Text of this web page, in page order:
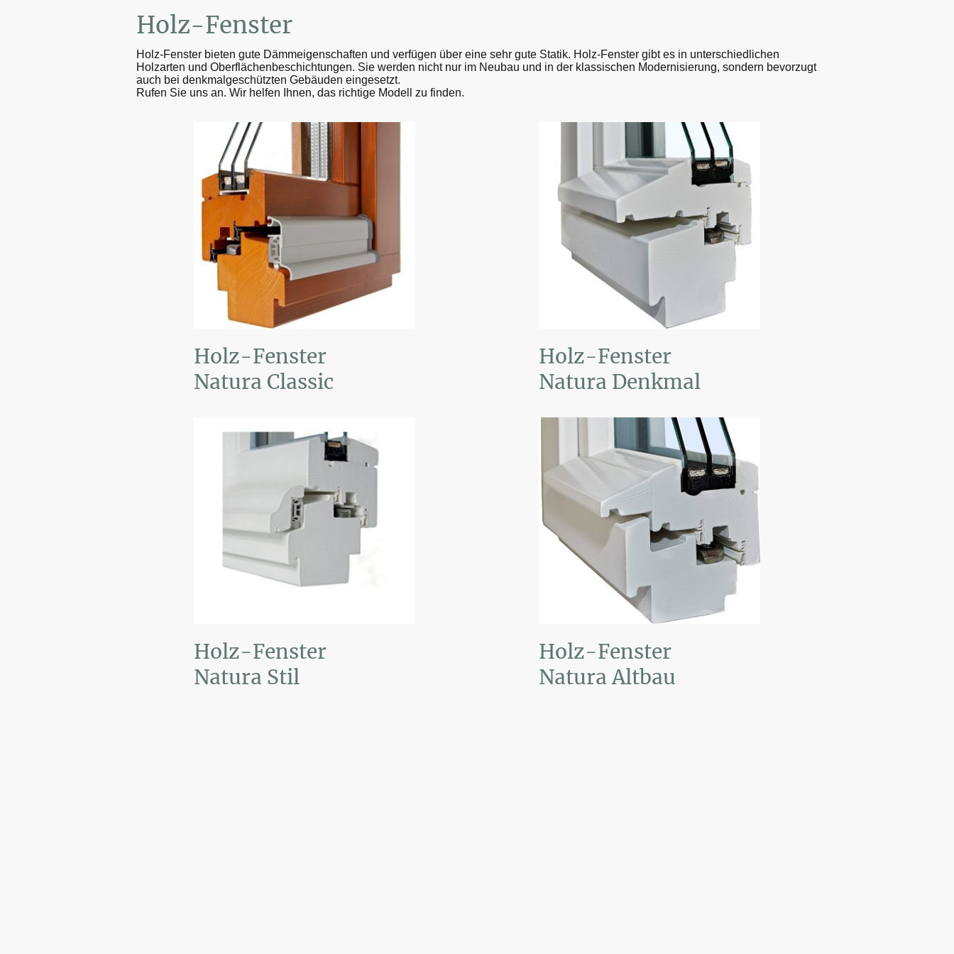
Holz-Fenster
Holz-Fenster bieten gute Dämmeigenschaften und verfügen über eine sehr gute Statik. Holz-Fenster gibt es in unterschiedlichen
Holzarten und Oberflächenbeschichtungen. Sie werden nicht nur im Neubau und in der klassischen Modernisierung, sondern bevorzugt
auch bei denkmalgeschützten Gebäuden eingesetzt.
Rufen Sie uns an. Wir helfen Ihnen, das richtige Modell zu finden.
Holz-Fenster
Natura Classic
Holz-Fenster
Natura Denkmal
Holz-Fenster
Natura Altbau
Holz-Fenster
Natura Stil